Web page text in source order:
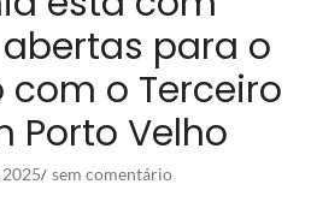
para o
com o Terceiro
Porto Velho
/ sem comentário